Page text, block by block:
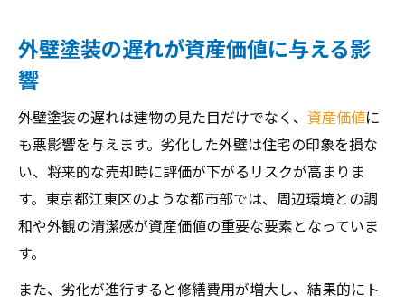
外壁塗装の遅れが資産価値に与える影
響
外壁塗装の遅れは建物の見た目だけでなく、 資産価値に
も悪影響を与えます。劣化した外壁は住宅の印象を損な
い、将来的な売却時に評価が下がるリスクが高まりま
す。東京都江東区のような都市部では、周辺環境との調
和や外観の清潔感が資産価値の重要な要素となっていま
す。
また、劣化が進行すると修繕費用が増大し、結果的にト